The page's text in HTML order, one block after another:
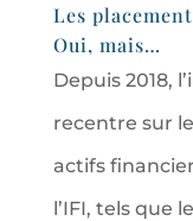
Les
Oui, mais…
Depuis 2018,
recentre sur
actifs
l’IFI, tels que